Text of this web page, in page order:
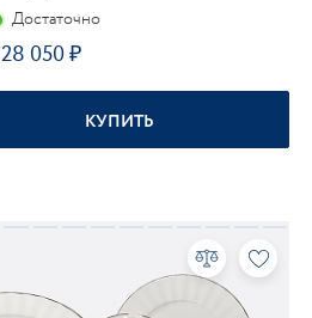
Достаточно
28 050
КУПИТЬ